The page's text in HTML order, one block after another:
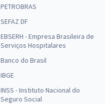
PETROBRAS
SEFAZ DF
EBSERH - Empresa Brasileira de
Serviços Hospitalares
Banco do Brasil
IBGE
INSS - Instituto Nacional do
Seguro Social